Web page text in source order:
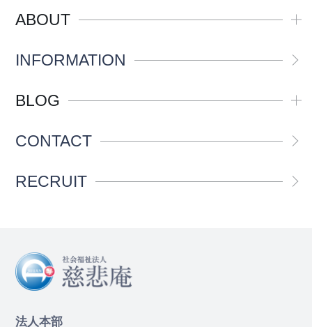
ABOUT
INFORMATION
BLOG
CONTACT
RECRUIT
法人本部